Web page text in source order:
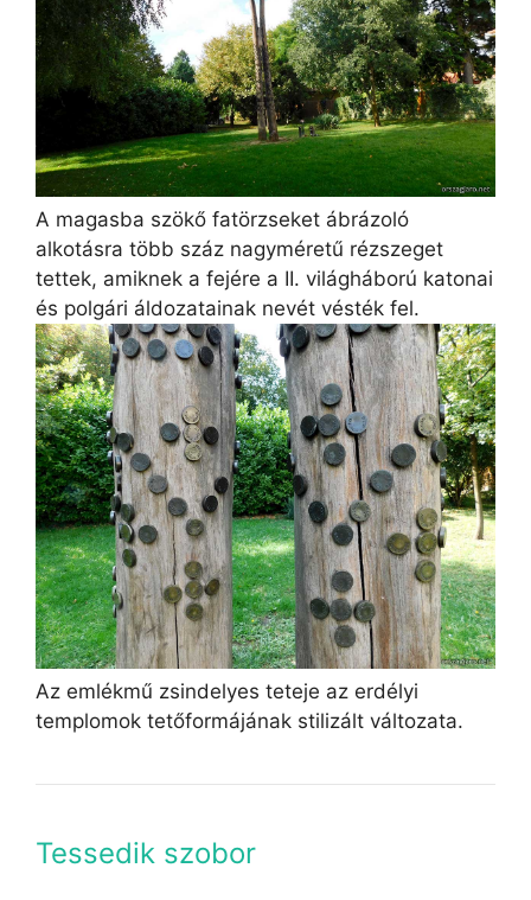
A magasba szökő fatörzseket ábrázoló
alkotásra több száz nagyméretű rézszeget
tettek, amiknek a fejére a II. világháború katonai
és polgári áldozatainak nevét vésték fel.
Az emlékmű zsindelyes teteje az erdélyi
templomok tetőformájának stilizált változata.
Tessedik szobor